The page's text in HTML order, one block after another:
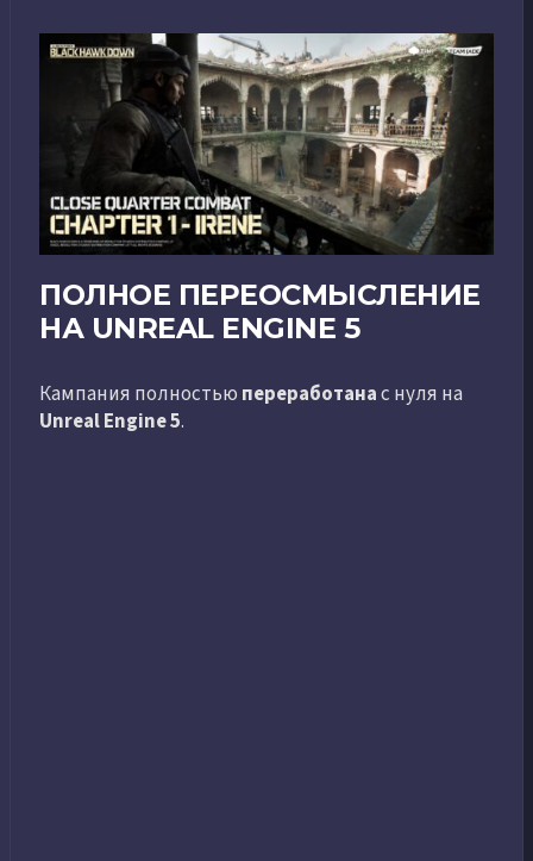
ПОЛНОЕ ПЕРЕОСМЫСЛЕНИЕ
НА UNREAL ENGINE 5
Кампания полностью переработанас нуля на
Unreal Engine 5.